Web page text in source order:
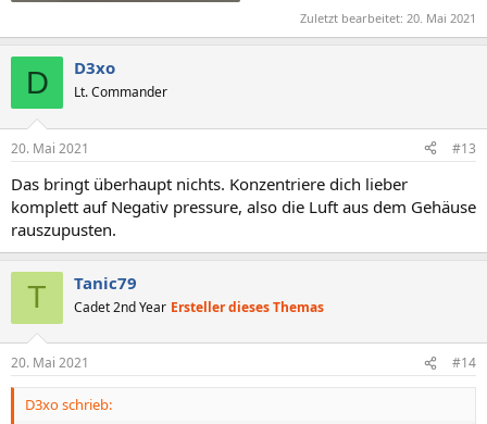
Zuletzt bearbeitet: 20. Mai 2021
D D3xo
Lt. Commander
20. Mai 2021 #13
Das bringt überhaupt nichts. Konzentriere dich lieber
komplett auf Negativ pressure, also die Luft aus dem Gehäuse
rauszupusten.
T Tanic79
Cadet 2nd Year Ersteller dieses Themas
20. Mai 2021 #14
D3xo schrieb: